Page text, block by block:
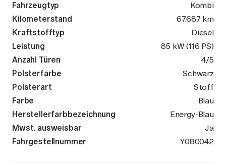
Fahrzeugtyp
Kombi
Kilometerstand
67.687 km
Kraftstofftyp
Diesel
Leistung
85 kW (116 PS)
Anzahl Türen
4/5
Polsterfarbe
Schwarz
Polsterart
Stoff
Farbe
Blau
Herstellerfarbbezeichnung
Energy-Blau
Mwst. ausweisbar
Ja
Fahrgestellnummer
TMBJG7NXXMY080042